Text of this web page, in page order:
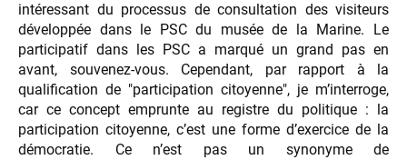
intéressant du processus de consultation des visiteurs
développée dans le PSC du musée de la Marine. Le
participatif dans les PSC a marqué un grand pas en
avant, souvenez-vous. Cependant, par rapport à la
qualification de "participation citoyenne", je m’interroge,
car ce concept emprunte au registre du politique : la
participation citoyenne, c’est une forme d’exercice de la
démocratie. Ce n’est pas un synonyme de